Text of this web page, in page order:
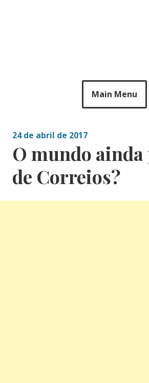
Main Menu
24 de abril de 2017
O mundo ainda
de Correios?